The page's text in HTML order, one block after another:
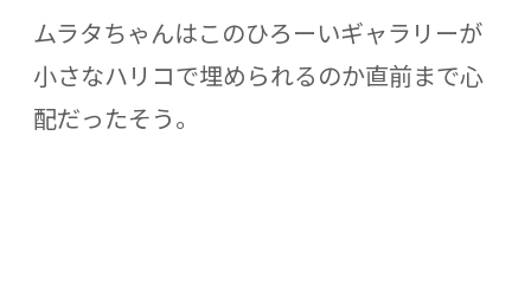
ムラタちゃんはこのひろーいギャラリーが
小さなハリコで埋められるのか直前まで心
配だったそう。